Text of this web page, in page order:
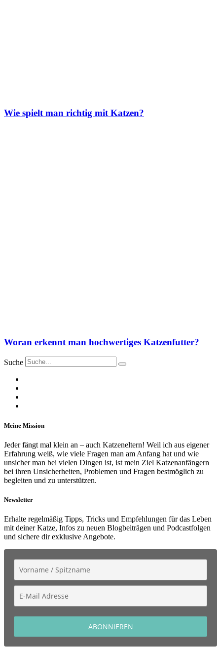
Wie spielt man richtig mit Katzen?
Woran erkennt man hochwertiges Katzenfutter?
Suche
Meine Mission
Jeder fängt mal klein an – auch Katzeneltern! Weil ich aus eigener
Erfahrung weiß, wie viele Fragen man am Anfang hat und wie
unsicher man bei vielen Dingen ist, ist mein Ziel Katzenanfängern
bei ihren Unsicherheiten, Problemen und Fragen bestmöglich zu
begleiten und zu unterstützen.
Newsletter
Erhalte regelmäßig Tipps, Tricks und Empfehlungen für das Leben
mit deiner Katze, Infos zu neuen Blogbeiträgen und Podcastfolgen
und sichere dir exklusive Angebote.
ABONNIEREN